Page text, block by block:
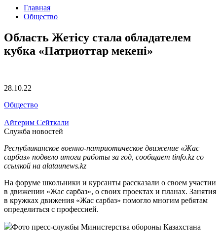
Главная
Общество
Область Жетiсу стала обладателем
кубка «Патриоттар мекені»
28.10.22
Общество
Айгерим Сейткали
Служба новостей
Республиканское военно-патриотическое движение «Жас
сарбаз» подвело итоги работы за год, сообщает tinfo.kz со
ссылкой на alataunews.kz
На форуме школьники и курсанты рассказали о своем участии
в движении «Жас сарбаз», о своих проектах и планах. Занятия
в кружках движения «Жас сарбаз» помогло многим ребятам
определиться с профессией.
Фото пресс-службы Министерства обороны Казахстана